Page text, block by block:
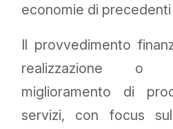
economie di
Il provvedimento
realizzazione o
miglioramento di
servizi, con focus